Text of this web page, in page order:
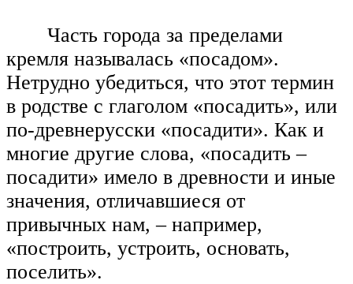
Часть города за пределами
кремля называлась «посадом».
Нетрудно убедиться, что этот термин
в родстве с глаголом «посадить», или
по-древнерусски «посадити». Как и
многие другие слова, «посадить –
посадити» имело в древности и иные
значения, отличавшиеся от
привычных нам, – например,
«построить, устроить, основать,
поселить».